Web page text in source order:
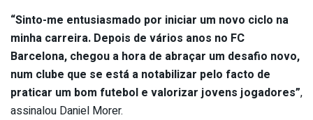
“Sinto-me entusiasmado por iniciar um novo ciclo na
minha carreira. Depois de vários anos no FC
Barcelona, chegou a hora de abraçar um desafio novo,
num clube que se está a notabilizar pelo facto de
praticar um bom futebol e valorizar jovens jogadores”,
assinalou Daniel Morer.